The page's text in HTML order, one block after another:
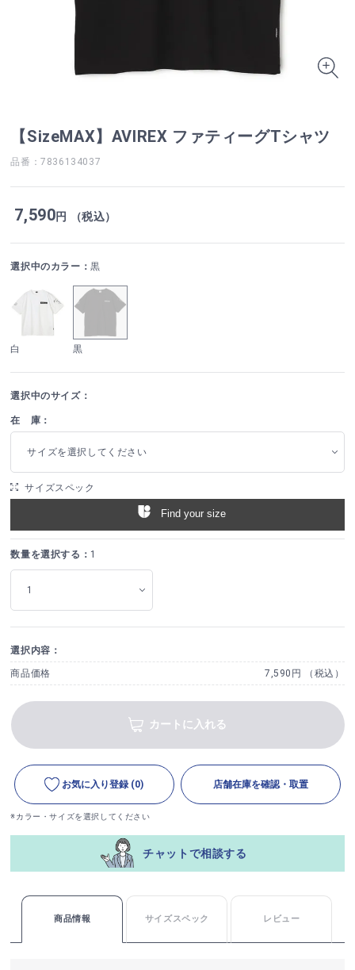
【SizeMAX】AVIREX ファティーグTシャツ
品番：7836134037
7,590円 （税込）
選択中のカラー：黒
白 黒
選択中のサイズ：
在 庫：
サイズを選択してください
サイズスペック
Find your size
数量を選択する： 1
選択内容：
商品価格 7,590円 （税込）
カートに入れる
お気に入り登録 (0) 店舗在庫を確認・取置
※カラー・サイズを選択してください
チャットで相談する
商品情報 サイズスペック レビュー